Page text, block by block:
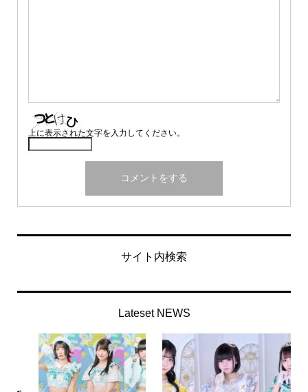
上に表示された文字を入力してください。
サイト内検索
Lateset NEWS